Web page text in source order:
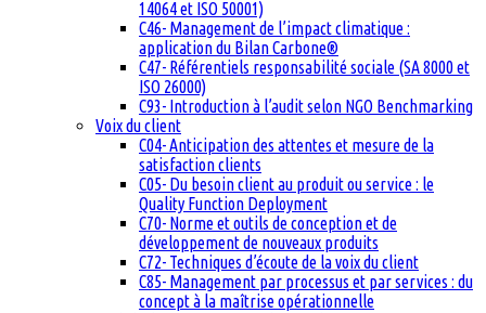
14064 et ISO 50001)
C46- Management de l’impact climatique :
application du Bilan Carbone®
C47- Référentiels responsabilité sociale (SA 8000 et
ISO 26000)
C93- Introduction à l’audit selon NGO Benchmarking
Voix du client
C04- Anticipation des attentes et mesure de la
satisfaction clients
C05- Du besoin client au produit ou service : le
Quality Function Deployment
C70- Norme et outils de conception et de
développement de nouveaux produits
C72- Techniques d’écoute de la voix du client
C85- Management par processus et par services : du
concept à la maîtrise opérationnelle